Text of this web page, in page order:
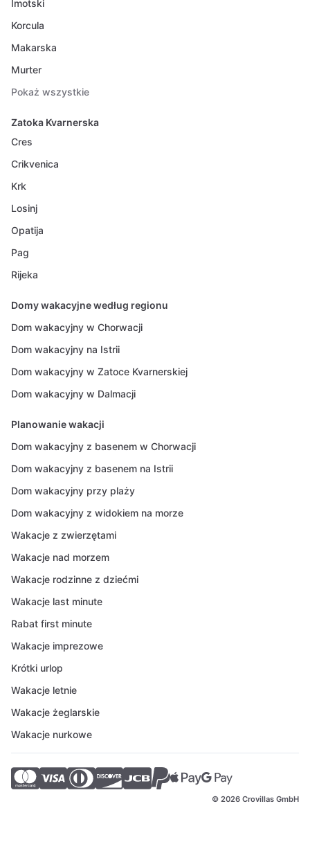
Imotski
Korcula
Makarska
Murter
Pokaż wszystkie
Zatoka Kvarnerska
Cres
Crikvenica
Krk
Losinj
Opatija
Pag
Rijeka
Domy wakacyjne według regionu
Dom wakacyjny w Chorwacji
Dom wakacyjny na Istrii
Dom wakacyjny w Zatoce Kvarnerskiej
Dom wakacyjny w Dalmacji
Planowanie wakacji
Dom wakacyjny z basenem w Chorwacji
Dom wakacyjny z basenem na Istrii
Dom wakacyjny przy plaży
Dom wakacyjny z widokiem na morze
Wakacje z zwierzętami
Wakacje nad morzem
Wakacje rodzinne z dziećmi
Wakacje last minute
Rabat first minute
Wakacje imprezowe
Krótki urlop
Wakacje letnie
Wakacje żeglarskie
Wakacje nurkowe
© 2026 Crovillas GmbH